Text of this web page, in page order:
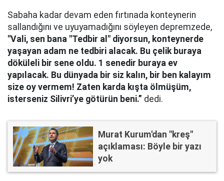
Sabaha kadar devam eden fırtınada konteynerin
sallandığını ve uyuyamadığını söyleyen depremzede,
"Vali, sen bana "Tedbir al" diyorsun, konteynerde
yaşayan adam ne tedbiri alacak. Bu çelik buraya
döküleli bir sene oldu. 1 senedir buraya ev
yapılacak. Bu dünyada bir siz kalın, bir ben kalayım
size oy vermem! Zaten karda kışta ölmüşüm,
isterseniz Silivri’ye götürün beni.” dedi.
Murat Kurum'dan "kreş"
açıklaması: Böyle bir yazı
yok